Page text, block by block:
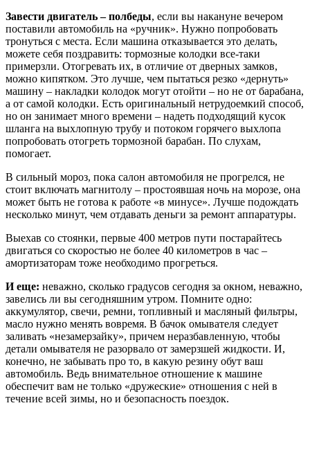
Завести двигатель – полбеды, если вы накануне вечером
поставили автомобиль на «ручник». Нужно попробовать
тронуться с места. Если машина отказывается это делать,
можете себя поздравить: тормозные колодки все-таки
примерзли. Отогревать их, в отличие от дверных замков,
можно кипятком. Это лучше, чем пытаться резко «дернуть»
машину – накладки колодок могут отойти – но не от барабана,
а от самой колодки. Есть оригинальный нетрудоемкий способ,
но он занимает много времени – надеть подходящий кусок
шланга на выхлопную трубу и потоком горячего выхлопа
попробовать отогреть тормозной барабан. По слухам,
помогает.
В сильный мороз, пока салон автомобиля не прогрелся, не
стоит включать магнитолу – простоявшая ночь на морозе, она
может быть не готова к работе «в минусе». Лучше подождать
несколько минут, чем отдавать деньги за ремонт аппаратуры.
Выехав со стоянки, первые 400 метров пути постарайтесь
двигаться со скоростью не более 40 километров в час –
амортизаторам тоже необходимо прогреться.
И еще: неважно, сколько градусов сегодня за окном, неважно,
завелись ли вы сегодняшним утром. Помните одно:
аккумулятор, свечи, ремни, топливный и масляный фильтры,
масло нужно менять вовремя. В бачок омывателя следует
заливать «незамерзайку», причем неразбавленную, чтобы
детали омывателя не разорвало от замерзшей жидкости. И,
конечно, не забывать про то, в какую резину обут ваш
автомобиль. Ведь внимательное отношение к машине
обеспечит вам не только «дружеские» отношения с ней в
течение всей зимы, но и безопасность поездок.